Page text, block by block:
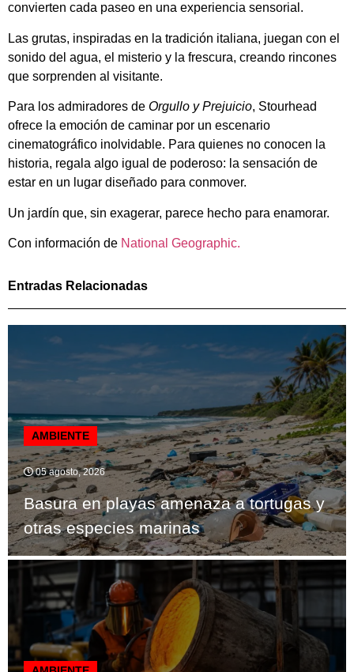
convierten cada paseo en una experiencia sensorial.
Las grutas, inspiradas en la tradición italiana, juegan con el
sonido del agua, el misterio y la frescura, creando rincones
que sorprenden al visitante.
Para los admiradores de Orgullo y Prejuicio, Stourhead
ofrece la emoción de caminar por un escenario
cinematográfico inolvidable. Para quienes no conocen la
historia, regala algo igual de poderoso: la sensación de
estar en un lugar diseñado para conmover.
Un jardín que, sin exagerar, parece hecho para enamorar.
Con información de National Geographic.
Entradas Relacionadas
AMBIENTE
05 agosto, 2026
Basura en playas amenaza a tortugas y
otras especies marinas